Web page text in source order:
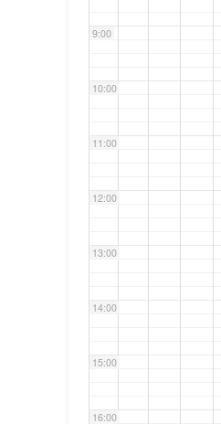
9:00
10:00
11:00
12:00
13:00
14:00
15:00
16:00